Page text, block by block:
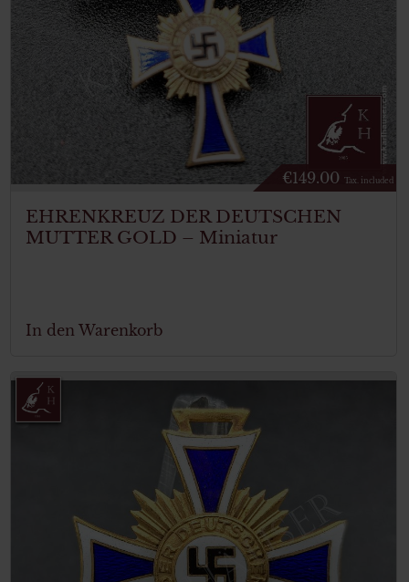
€149.00 Tax. included
EHRENKREUZ DER DEUTSCHEN
MUTTER GOLD – Miniatur
In den Warenkorb